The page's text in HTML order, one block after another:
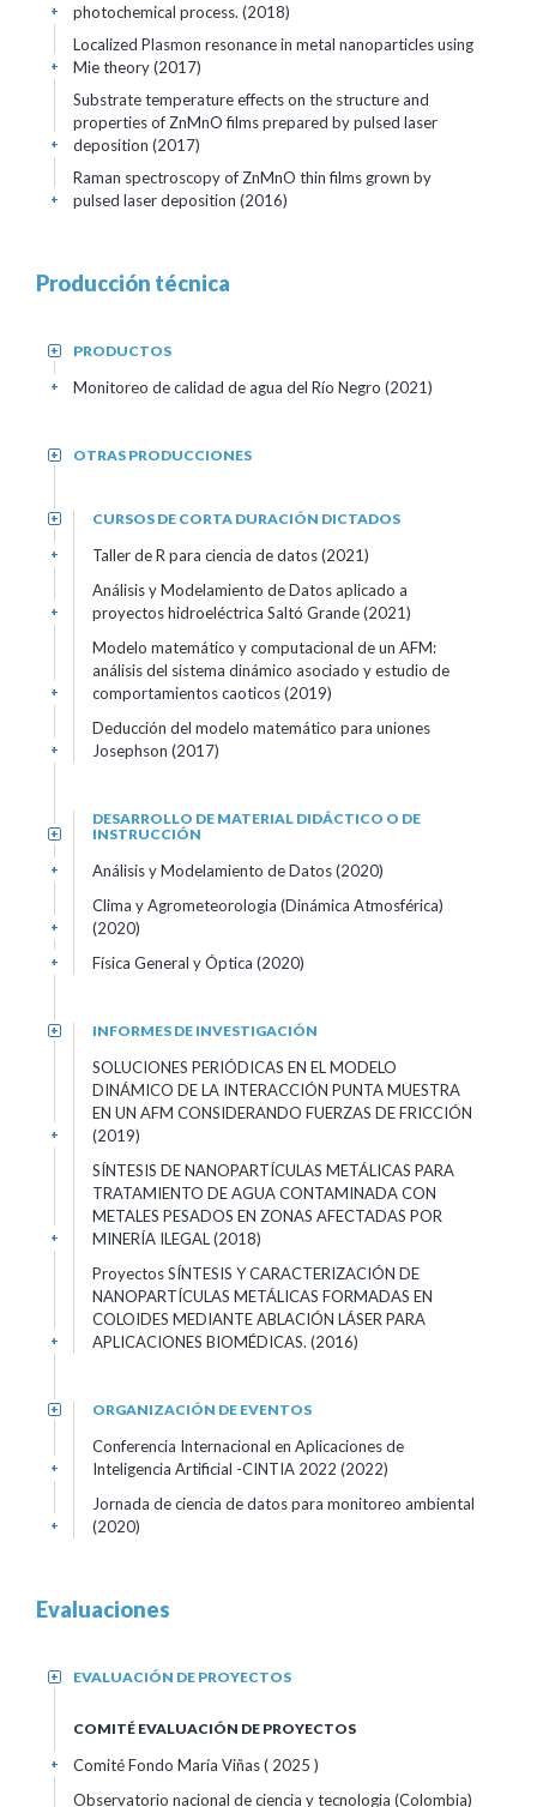
photochemical process. (2018)
+
Localized Plasmon resonance in metal nanoparticles using
Mie theory (2017)
+
Substrate temperature effects on the structure and
properties of ZnMnO films prepared by pulsed laser
deposition (2017)
+
Raman spectroscopy of ZnMnO thin films grown by
pulsed laser deposition (2016)
+
Producción técnica
PRODUCTOS
+
Monitoreo de calidad de agua del Río Negro (2021)
+
OTRAS PRODUCCIONES
+
CURSOS DE CORTA DURACIÓN DICTADOS
+
Taller de R para ciencia de datos (2021)
+
Análisis y Modelamiento de Datos aplicado a
proyectos hidroeléctrica Saltó Grande (2021)
+
Modelo matemático y computacional de un AFM:
análisis del sistema dinámico asociado y estudio de
comportamientos caoticos (2019)
+
Deducción del modelo matemático para uniones
Josephson (2017)
+
DESARROLLO DE MATERIAL DIDÁCTICO O DE
INSTRUCCIÓN
+
Análisis y Modelamiento de Datos (2020)
+
Clima y Agrometeorologia (Dinámica Atmosférica)
(2020)
+
Física General y Óptica (2020)
+
INFORMES DE INVESTIGACIÓN
+
SOLUCIONES PERIÓDICAS EN EL MODELO
DINÁMICO DE LA INTERACCIÓN PUNTA MUESTRA
EN UN AFM CONSIDERANDO FUERZAS DE FRICCIÓN
(2019)
+
SÍNTESIS DE NANOPARTÍCULAS METÁLICAS PARA
TRATAMIENTO DE AGUA CONTAMINADA CON
METALES PESADOS EN ZONAS AFECTADAS POR
MINERÍA ILEGAL (2018)
+
Proyectos SÍNTESIS Y CARACTERIZACIÓN DE
NANOPARTÍCULAS METÁLICAS FORMADAS EN
COLOIDES MEDIANTE ABLACIÓN LÁSER PARA
APLICACIONES BIOMÉDICAS. (2016)
+
ORGANIZACIÓN DE EVENTOS
+
Conferencia Internacional en Aplicaciones de
Inteligencia Artificial -CINTIA 2022 (2022)
+
Jornada de ciencia de datos para monitoreo ambiental
(2020)
+
Evaluaciones
EVALUACIÓN DE PROYECTOS
+
COMITÉ EVALUACIÓN DE PROYECTOS
Comité Fondo María Viñas( 2025 )
+
Observatorio nacional de ciencia y tecnologia (Colombia)